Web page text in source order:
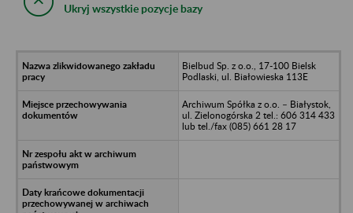
Ukryj wszystkie pozycje bazy
Bielbud Sp. z o.o., 17-100 Bielsk
Podlaski, ul. Białowieska 113E
Archiwum Spółka z o.o. – Białystok,
ul. Zielonogórska 2 tel.: 606 314 433
lub tel./fax (085) 661 28 17